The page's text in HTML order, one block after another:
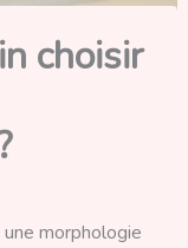
choisir
morphologie